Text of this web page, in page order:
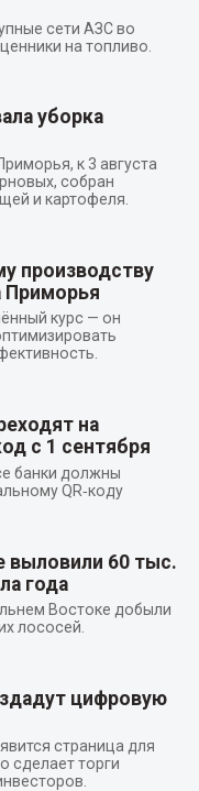
сети АЗС во
на топливо.
уборка
к 3 августа
собран
и картофеля.
производству
Приморья
курс — он
на
с 1 сентября
банки должны
QR‑коду
выловили 60 тыс.
года
Востоке добыли
лососей.
цифровую
страница для
сделает торги